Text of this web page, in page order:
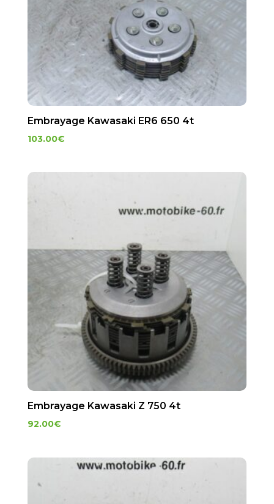
Embrayage Kawasaki ER6 650 4t
103.00€
Embrayage Kawasaki Z 750 4t
92.00€